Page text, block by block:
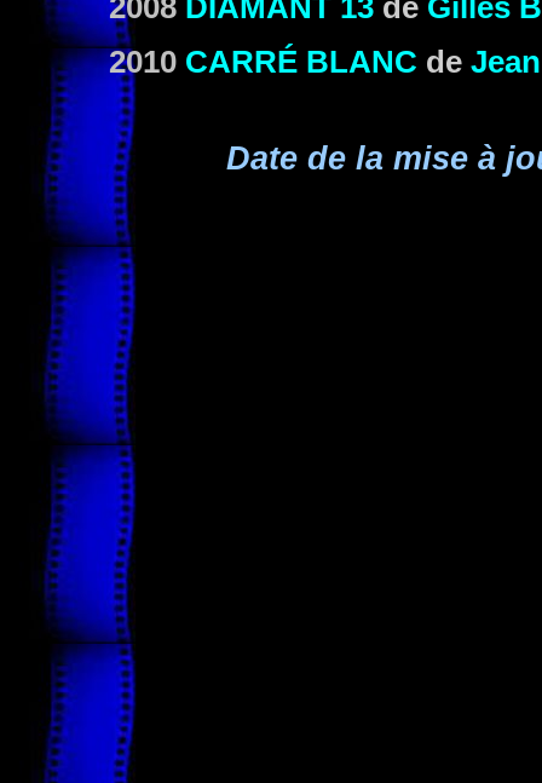
2008 DIAMANT 13 de Gilles
2010 CARRÉ BLANC de
Date de la mise à